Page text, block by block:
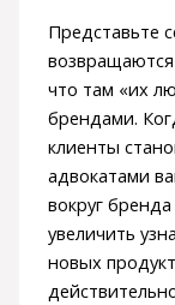
Представьте
что там «их
брендами.
клиенты
адвокатами
вокруг
увеличить
новых